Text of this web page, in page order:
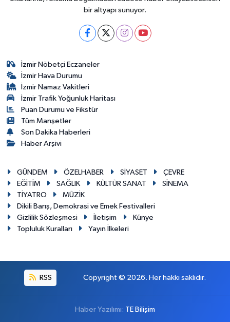
bir altyapı sunuyor.
İzmir Nöbetçi Eczaneler
İzmir Hava Durumu
İzmir Namaz Vakitleri
İzmir Trafik Yoğunluk Haritası
Puan Durumu ve Fikstür
Tüm Manşetler
Son Dakika Haberleri
Haber Arşivi
GÜNDEM ÖZELHABER SİYASET
ÇEVRE
EĞİTİM
SAĞLIK KÜLTÜR SANAT
SİNEMA
TİYATRO
MÜZİK
Dikili Barış, Demokrasi ve Emek Festivalleri
Gizlilik Sözleşmesi
İletişim
Künye
Topluluk Kuralları
Yayın İlkeleri
RSS Copyright © 2026. Her hakkı saklıdır.
Haber Yazılımı: TE Bilişim